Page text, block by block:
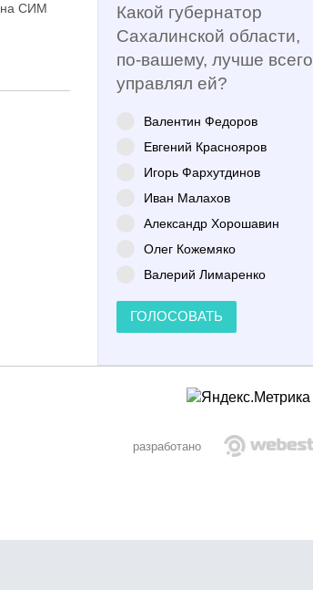
на СИМ
Какой губернатор
Сахалинской области,
по-вашему, лучше всего
управлял ей?
Валентин Федоров
Евгений Краснояров
Игорь Фархутдинов
Иван Малахов
Александр Хорошавин
Олег Кожемяко
Валерий Лимаренко
ГОЛОСОВАТЬ
разработано